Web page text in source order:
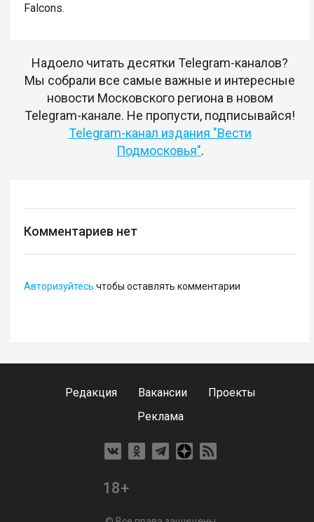
Falcons.
Надоело читать десятки Telegram-каналов?
Мы собрали все самые важные и интересные
новости Московского региона в новом
Telegram-канале. Не пропусти, подписывайся!
Telegram-канал издания "Вести
Подмосковья".
Комментариев нет
Авторизуйтесь чтобы оставлять комментарии
Редакция Вакансии
Проекты
Реклама
18+